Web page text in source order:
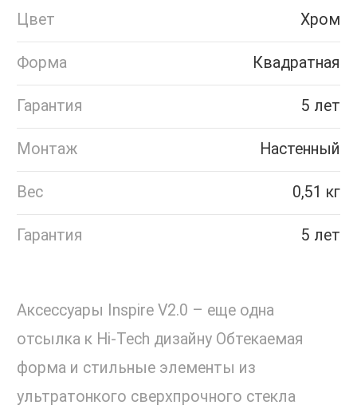
Цвет Хром
Форма Квадратная
Гарантия 5 лет
Монтаж Настенный
Вес 0,51 кг
Гарантия 5 лет
Аксессуары Inspire V2.0 – еще одна
отсылка к Hi-Tech дизайну Обтекаемая
форма и стильные элементы из
ультратонкого сверхпрочного стекла